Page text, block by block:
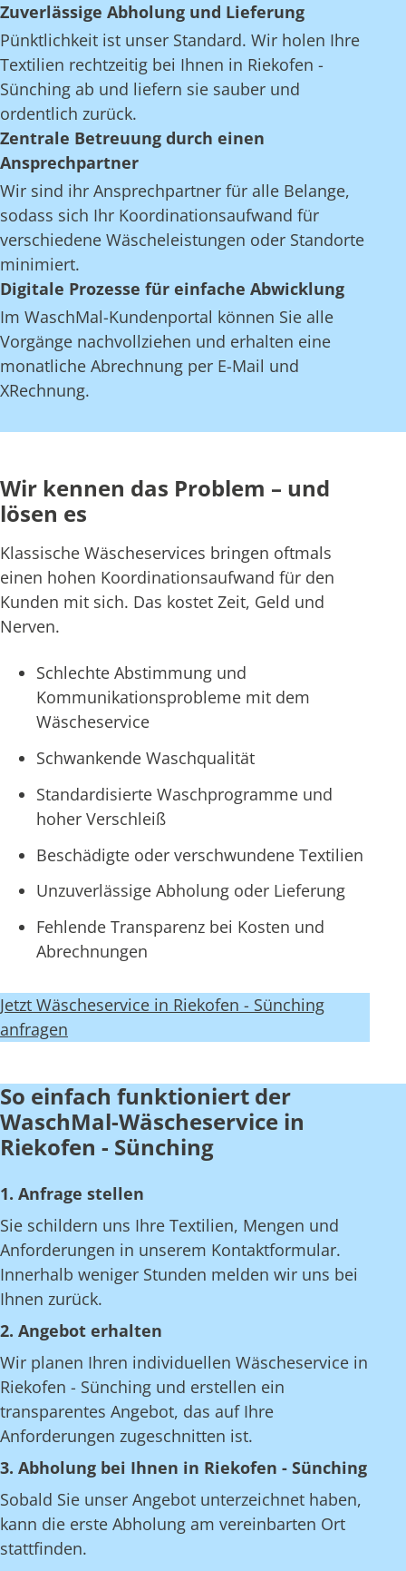
Zuverlässige Abholung und Lieferung
Pünktlichkeit ist unser Standard. Wir holen Ihre
Textilien rechtzeitig bei Ihnen in Riekofen -
Sünching ab und liefern sie sauber und
ordentlich zurück.
Zentrale Betreuung durch einen
Ansprechpartner
Wir sind ihr Ansprechpartner für alle Belange,
sodass sich Ihr Koordinationsaufwand für
verschiedene Wäscheleistungen oder Standorte
minimiert.
Digitale Prozesse für einfache Abwicklung
Im WaschMal-Kundenportal können Sie alle
Vorgänge nachvollziehen und erhalten eine
monatliche Abrechnung per E-Mail und
XRechnung.
Wir kennen das Problem – und
lösen es
Klassische Wäscheservices bringen oftmals
einen hohen Koordinationsaufwand für den
Kunden mit sich. Das kostet Zeit, Geld und
Nerven.
Schlechte Abstimmung und
Kommunikationsprobleme mit dem
Wäscheservice
Schwankende Waschqualität
Standardisierte Waschprogramme und
hoher Verschleiß
Beschädigte oder verschwundene Textilien
Unzuverlässige Abholung oder Lieferung
Fehlende Transparenz bei Kosten und
Abrechnungen
Jetzt Wäscheservice in Riekofen - Sünching
anfragen
So einfach funktioniert der
WaschMal-Wäscheservice in
Riekofen - Sünching
1. Anfrage stellen
Sie schildern uns Ihre Textilien, Mengen und
Anforderungen in unserem Kontaktformular.
Innerhalb weniger Stunden melden wir uns bei
Ihnen zurück.
2. Angebot erhalten
Wir planen Ihren individuellen Wäscheservice in
Riekofen - Sünching und erstellen ein
transparentes Angebot, das auf Ihre
Anforderungen zugeschnitten ist.
3. Abholung bei Ihnen in Riekofen - Sünching
Sobald Sie unser Angebot unterzeichnet haben,
kann die erste Abholung am vereinbarten Ort
stattfinden.